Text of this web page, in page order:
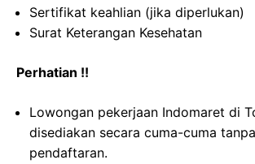
Sertifikat keahlian (jika diperlukan)
Surat Keterangan Kesehatan
Perhatian !!
Lowongan pekerjaan Indomaret di
disediakan secara cuma-cuma
pendaftaran.